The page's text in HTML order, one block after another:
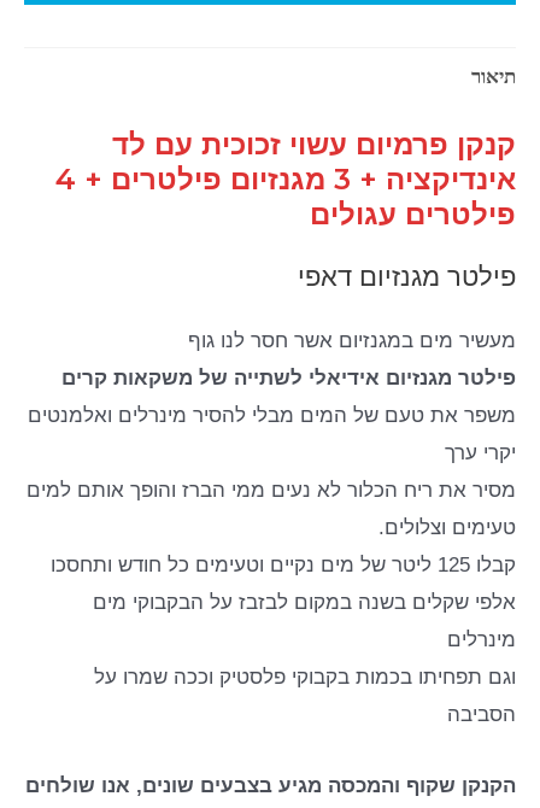
תיאור
קנקן פרמיום עשוי זכוכית עם לד
אינדיקציה + 3 מגנזיום פילטרים + 4
פילטרים עגולים
פילטר מגנזיום דאפי
מעשיר מים במגנזיום אשר חסר לנו גוף
פילטר מגנזיום אידיאלי לשתייה של משקאות קרים
משפר את טעם של המים מבלי להסיר מינרלים ואלמנטים
יקרי ערך
מסיר את ריח הכלור לא נעים ממי הברז והופך אותם למים
טעימים וצלולים.
קבלו 125 ליטר של מים נקיים וטעימים כל חודש ותחסכו
אלפי שקלים בשנה במקום לבזבז על הבקבוקי מים
מינרלים
וגם תפחיתו בכמות בקבוקי פלסטיק וככה שמרו על
הסביבה
הקנקן שקוף והמכסה מגיע בצבעים שונים, אנו שולחים